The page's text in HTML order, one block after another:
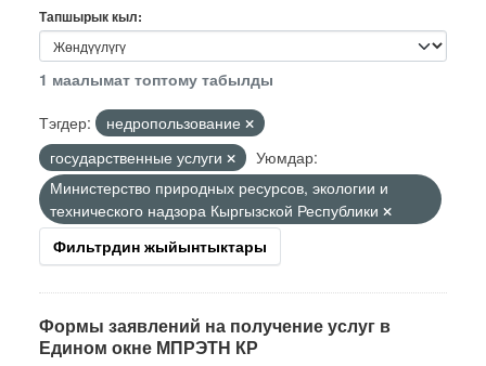
Тапшырык кыл
1 маалымат топтому табылды
Тэгдер:
недропользование
государственные услуги
Уюмдар:
Министерство природных ресурсов, экологии и
технического надзора Кыргызской Республики
Фильтрдин жыйынтыктары
Формы заявлений на получение услуг в
Едином окне МПРЭТН КР